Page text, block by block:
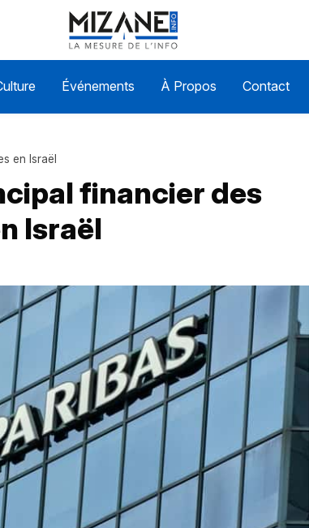
Événements À Propos Contact
en Israël
financier des
Israël